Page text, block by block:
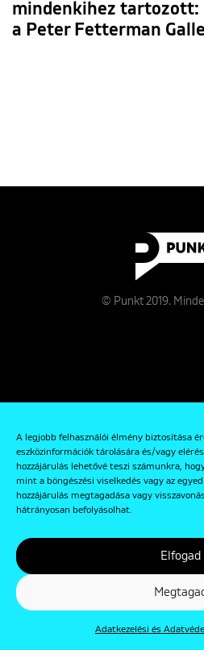
A legjobb felhasználói élmény biztosítása
eszközinformációk tárolására és/vagy
hozzájárulás lehetővé teszi számunkra,
mint a böngészési viselkedés vagy az
hozzájárulás megtagadása vagy
hátrányosan befolyásolhat.
Elfogad
Adatkezelési és
mindenkihez tartozott:
a Peter Fetterman
© Punkt 2019.
Kapcsolat
Adatkezelési és
designed by